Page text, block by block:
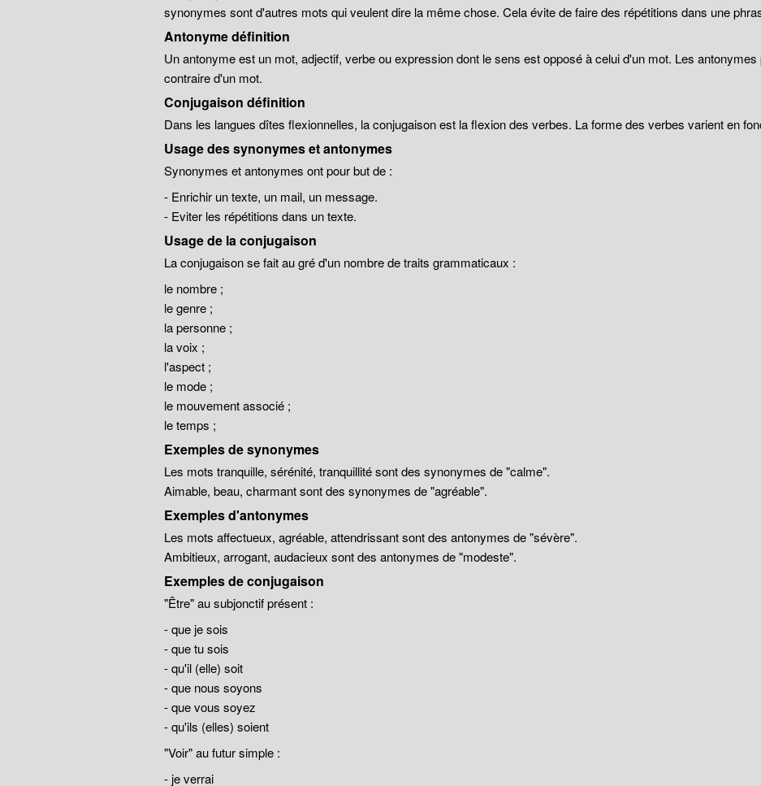
synonymes sont d'autres mots qui veulent dire la même chose. Cela évite de faire des répétitions dans une
Antonyme définition
Un antonyme est un mot, adjectif, verbe ou expression dont le sens est opposé à celui d'un mot. Les
contraire d'un mot.
Conjugaison définition
Dans les langues dîtes flexionnelles, la conjugaison est la flexion des verbes. La forme des verbes varient en
Usage des synonymes et antonymes
Synonymes et antonymes ont pour but de :
- Enrichir un texte, un mail, un message.
- Eviter les répétitions dans un texte.
Usage de la conjugaison
La conjugaison se fait au gré d'un nombre de traits grammaticaux :
le nombre ;
le genre ;
la personne ;
la voix ;
l'aspect ;
le mode ;
le mouvement associé ;
le temps ;
Exemples de synonymes
Les mots tranquille, sérénité, tranquillité sont des synonymes de "calme".
Aimable, beau, charmant sont des synonymes de "agréable".
Exemples d'antonymes
Les mots affectueux, agréable, attendrissant sont des antonymes de "sévère".
Ambitieux, arrogant, audacieux sont des antonymes de "modeste".
Exemples de conjugaison
"Être" au subjonctif présent :
- que je sois
- que tu sois
- qu'il (elle) soit
- que nous soyons
- que vous soyez
- qu'ils (elles) soient
"Voir" au futur simple :
- je verrai